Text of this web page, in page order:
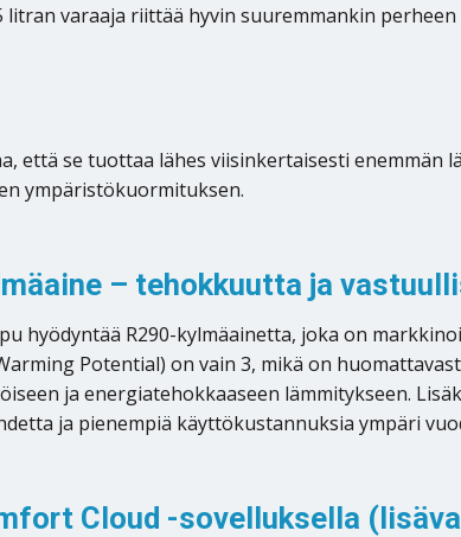
litran varaaja riittää hyvin suuremmankin
että se tuottaa lähes viisinkertaisesti
ympäristökuormituksen.
– tehokkuutta ja
hyödyntää R290-kylmäainetta, joka on
Potential) on vain 3, mikä on
ja energiatehokkaaseen lämmitykseen.
ja pienempiä käyttökustannuksia ympäri
Cloud -sovelluksella